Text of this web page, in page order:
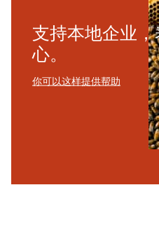
支持本地企业
心。
你可以这样提供帮助